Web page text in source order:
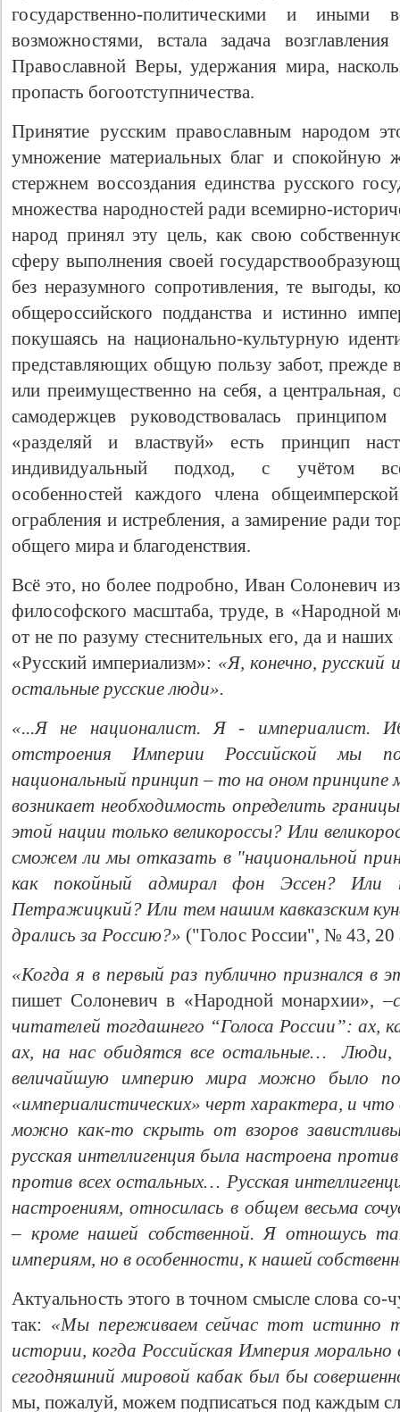
государственно-политическими и иными
возможностями, встала задача
Православной Веры, удержания мира,
пропасть богоотступничества.
Принятие русским православным народом
умножение материальных благ и спокойную
стержнем воссоздания единства русского
множества народностей ради всемирно-
народ принял эту цель, как свою
сферу выполнения своей
без неразумного сопротивления, те выгоды,
общероссийского подданства и истинно
покушаясь на национально-культурную
представляющих общую пользу забот, прежде
или преимущественно на себя, а центральная,
самодержцев руководствовалась
«разделяй и властвуй» есть принцип
индивидуальный подход, с учётом
особенностей каждого члена
ограбления и истребления, а замирение ради
общего мира и благоденствия.
Всё это, но более подробно, Иван Солоневич
философского масштаба, труде, в «Народной
от не по разуму стеснительных его, да и наших
«Русский империализм»: «Я, конечно, русский
остальные русские люди».
«...Я не националист. Я - империалист.
отстроения Империи Российской мы
национальный принцип – то на оном принципе
возникает необходимость определить
этой нации только великороссы? Или
сможем ли мы отказать в "национальной
как покойный адмирал фон Эссен? Или
Петражицкий? Или тем нашим кавказским
дрались за Россию?» ("Голос России", № 43, 20
«Когда я в первый раз публично признался в
пишет Солоневич в «Народной монархии», –
читателей тогдашнего “Голоса России”: ах,
ах, на нас обидятся все остальные… Люди,
величайшую империю мира можно было
«империалистических» черт характера, и
можно как-то скрыть от взоров
русская интеллигенция была настроена
против всех остальных… Русская
настроениям, относилась в общем весьма
– кроме нашей собственной. Я отношусь
империям, но в особенности, к нашей
Актуальность этого в точном смысле слова со-
так: «Мы переживаем сейчас тот истинно
истории, когда Российская Империя
сегодняшний мировой кабак был бы
мы, пожалуй, можем подписаться под каждым